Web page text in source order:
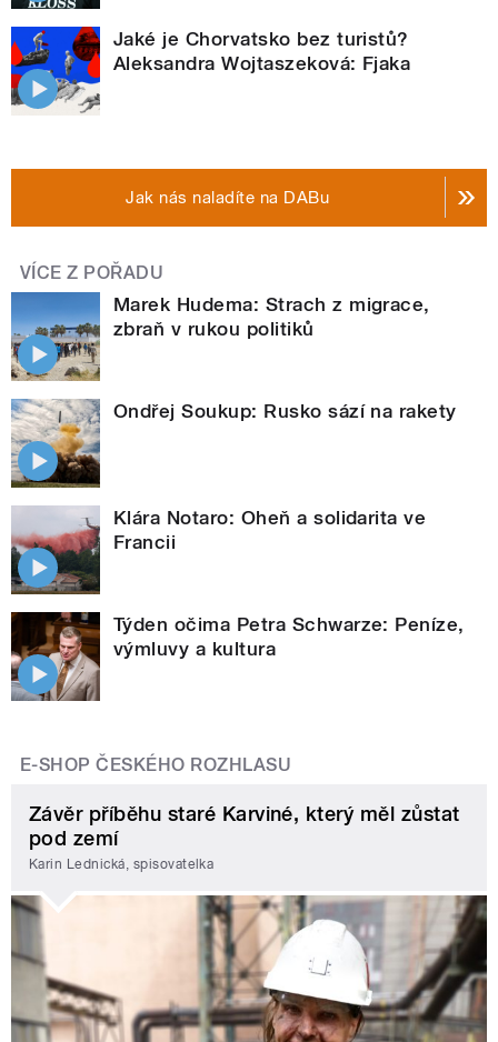
Jaké je Chorvatsko bez turistů?
Aleksandra Wojtaszeková: Fjaka
Jak nás naladíte na DABu
VÍCE Z POŘADU
Marek Hudema: Strach z migrace,
zbraň v rukou politiků
Ondřej Soukup: Rusko sází na rakety
Klára Notaro: Oheň a solidarita ve
Francii
Týden očima Petra Schwarze: Peníze,
výmluvy a kultura
E-SHOP ČESKÉHO ROZHLASU
Závěr příběhu staré Karviné, který měl zůstat
pod zemí
Karin Lednická, spisovatelka